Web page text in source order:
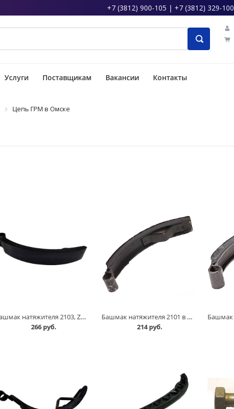
+7 (3812) 900-105 | +7 (3812) 329-100
Услуги Поставщикам Вакансии Контакты
Цепь ГРМ в Омске
Башмак натяжителя 2103, Zommer в Омске
266 руб.
Башмак натяжителя 2101 в Омске
214 руб.